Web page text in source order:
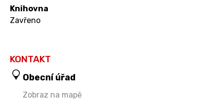
Knihovna
Zavřeno
KONTAKT
Obecní úřad
Zobraz na mapě